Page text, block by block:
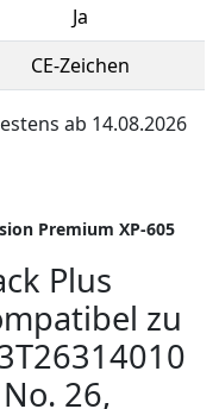
Ja
CE-Zeichen
ab 14.08.2026
Premium XP-605
Plus
zu
26,